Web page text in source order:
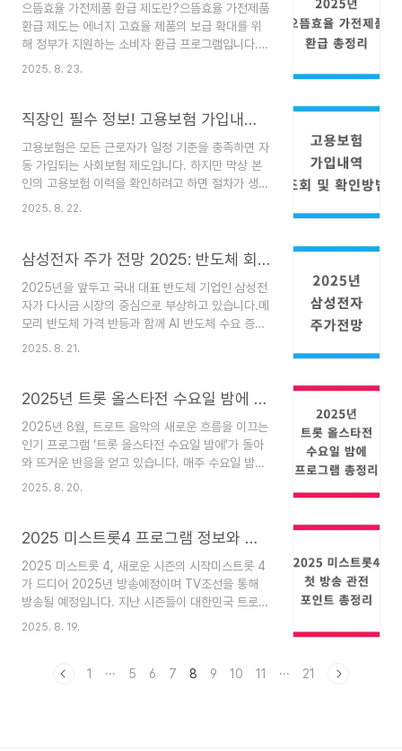
야 할 유의사항도 함께 안내드립니다.1. 민생회복 지
원금 2차 개요정부는 2025년 상반기 경제지표 분
석 결과를 바탕으로 취약계층과 서민 경제를 직접적
으로 지원하기 위한 2차 민생회복 패키지를 마련했
이 특징입니..
으뜸효율 가전제품 환급 제도란?으뜸효율 가전제품
환급 제도는 에너지 고효율 제품의 보급 확대를 위
해 정부가 지원하는 소비자 환급 프로그램입니다.소
비자가 정해진 고효율 가전제품을 구매하면, 일정
하고 있습니다. 2025년에도 본 제도는 지속적으로
다.2025년 환급 대상 제품 및 구매 조건환급 대상
은 한국에너지공단에서 인증한 ‘으뜸효율 가전제
품’으로, 다음과 같은 항목이 포함됩니다:냉장고김
치냉장고세탁기에어컨TV제습기공기청정기전기밥
가 부착된 제품이어야 환급이 가능합..
2025. 8. 23.
직장인 필수 정보! 고용보험 가입내역 조회와 확인서 발급 방법
고용보험은 모든 근로자가 일정 기준을 충족하면 자
동 가입되는 사회보험 제도입니다. 하지만 막상 본
인의 고용보험 이력을 확인하려고 하면 절차가 생소
하거나 어려운 경우가 많습니다. 이 글에서는 고용
용보험 가입내역이란?고용보험 가입내역은 근로자
었는지를 보여주는 공식 기록입니다. 이 기록은 실
업급여 신청, 경력 증명, 퇴직 시 이직 확인 등에 활
용됩니다. 또한 이력 누락 여부를 점검하는 용도로
도 매우 중요합니다.2. 고용보험 가입이력 확인이
명서 대체 서류로 활용할 때퇴..
2025. 8. 22.
삼성전자 주가 전망 2025: 반도체 회복과 AI 수요가 끌어올릴까?
2025년을 앞두고 국내 대표 반도체 기업인 삼성전
자가 다시금 시장의 중심으로 부상하고 있습니다.메
모리 반도체 가격 반등과 함께 AI 반도체 수요 증가
가 본격화되면서, 주가에도 긍정적인 모멘텀이 형성
의 성장 가능성까지 종합적으로 분석합니다.🔎 글
2023~2024년은 글로벌 반도체 산업에 있어 재고
조정과 공급과잉 해소의 시간이었습니다.하지만
2024년 하반기부터 서버 및 모바일 DRAM 수요
가 회복세를 보이며, 2025년에는 본격적인 턴어라
DDR5, LPDDR5 X, HBM3 ..
2025. 8. 21.
2025년 트롯 올스타전 수요일 밤에 프로그램 총정리
2025년 8월, 트로트 음악의 새로운 흐름을 이끄는
인기 프로그램 ‘트롯 올스타전 수요일 밤에’가 돌아
와 뜨거운 반응을 얻고 있습니다. 매주 수요일 밤
TV조선에서 방송되는 이 프로그램은 다채로운 세
램 개요 및 시청 정보프로그램명: 트롯 올스타전 수
일 밤 10시진행자: 붐전통 트로트를 기반으로 한 무
대 구성은 물론, MZ세대와 중장년층 모두를 만족시
키는 다양한 장르 접목이 트롯 팬층을넓히고 있습니
다.2025년 8월 출연진 라인업이번 시즌 출연진은
재안성훈나상도정서주배아..
2025. 8. 20.
2025 미스트롯4 프로그램 정보와 첫 방송 관전 포인트 총정리
2025 미스트롯 4, 새로운 시즌의 시작미스트롯 4
가 드디어 2025년 방송예정이며 TV조선을 통해
방송될 예정입니다. 지난 시즌들이 대한민국 트로트
열풍을 선도하며큰 사랑을 받았던 만큼, 이번 시즌4
대적 무대 연출을 결합한 시즌”이라는 콘셉트를 내
2025. 8. 19.
1 ··· 5 6 7 8 9 10 11 ··· 21